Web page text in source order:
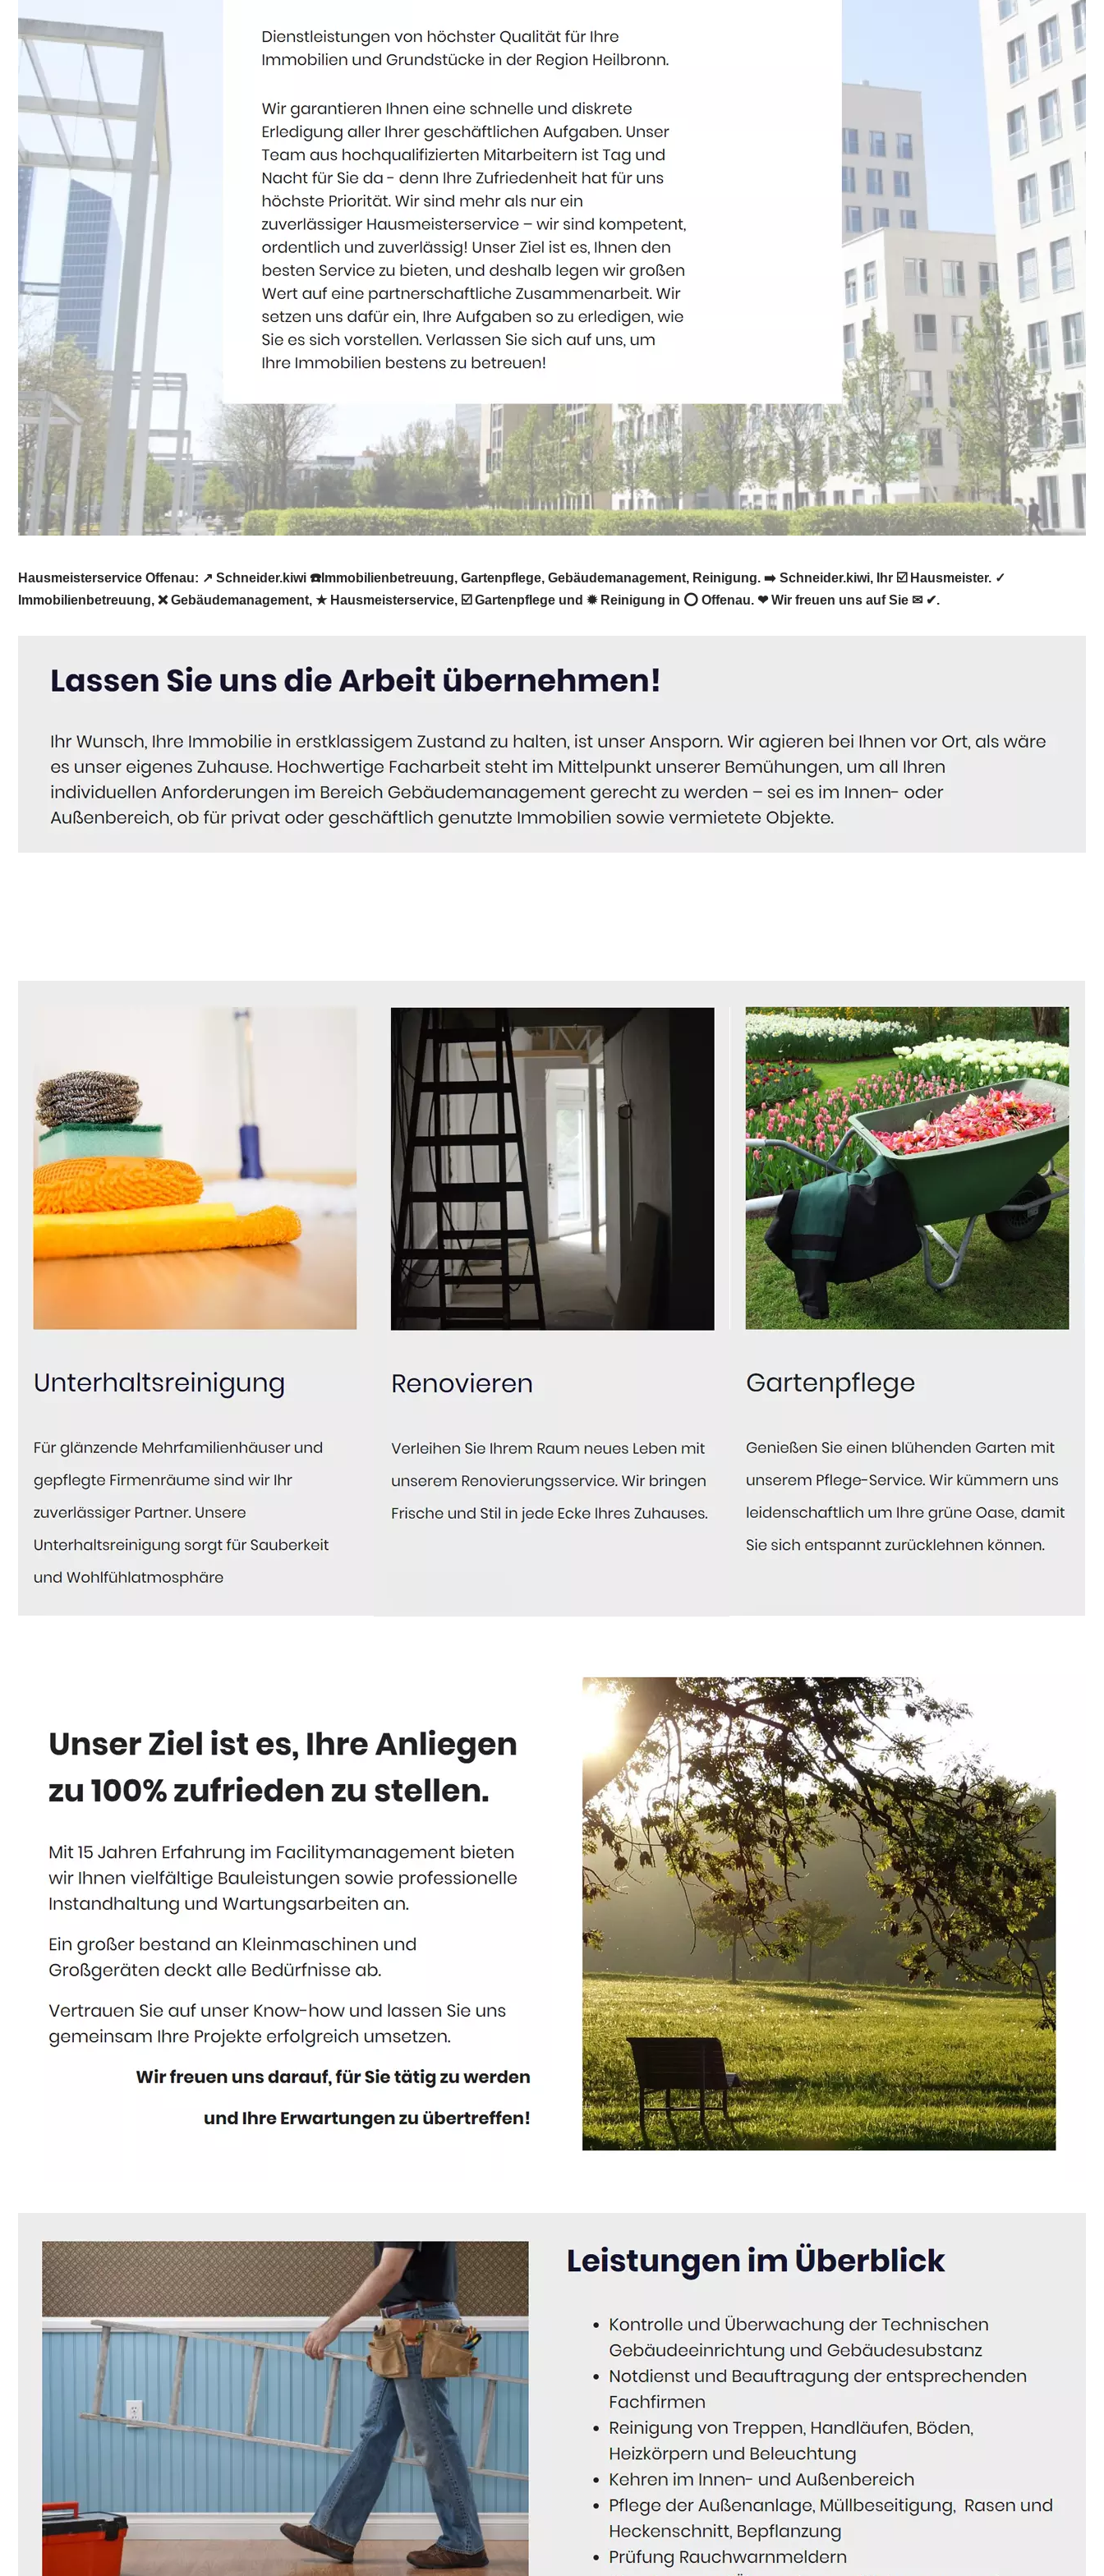
Hausmeisterservice Offenau: ↗️ Schneider.kiwi ☎️Immobilienbetreuung, Gartenpflege, Gebäudemanagement, Reinigung. ➡️ Schneider.kiwi, Ihr ☑️ Hausmeister. ✓
Immobilienbetreuung, ❌ Gebäudemanagement, ★ Hausmeisterservice, ☑️ Gartenpflege und ✹ Reinigung in ⭕ Offenau. ❤ Wir freuen uns auf Sie ✉ ✔.